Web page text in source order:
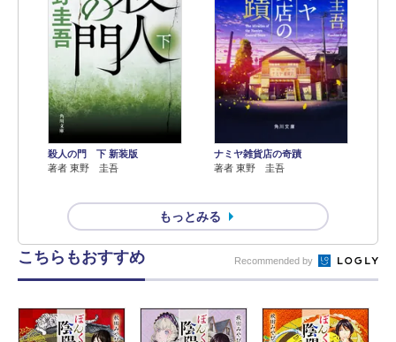
殺人の門 下 新装版
著者 東野 圭吾
ナミヤ雑貨店の奇蹟
著者 東野 圭吾
もっとみる
こちらもおすすめ Recommended by